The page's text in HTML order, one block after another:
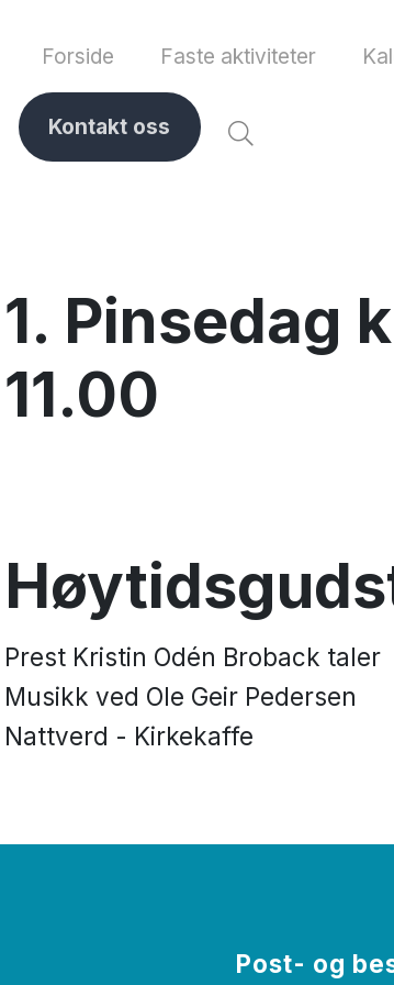
Forside Faste aktiviteter
Kontakt oss
1. Pinsedag
11.00
Prest Kristin Odén Broback taler
Musikk ved Ole Geir Pedersen
Nattverd - Kirkekaffe
Post- og